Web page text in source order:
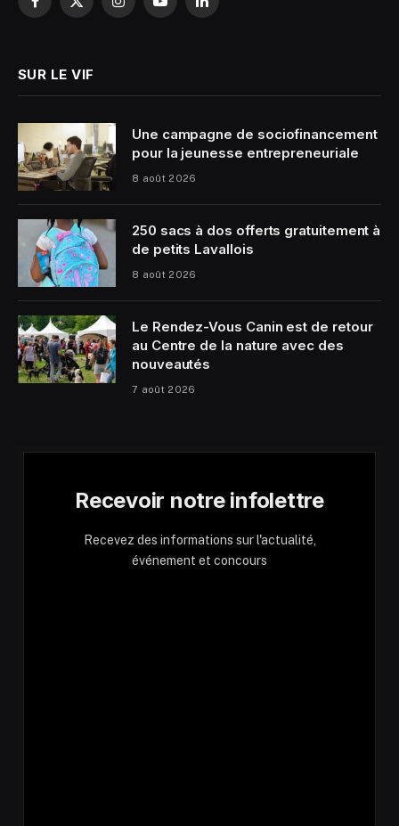
Facebook
X
InstagramYouTubeLinkedIn
SUR LE VIF
Une campagne de sociofinancement
pour la jeunesse entrepreneuriale
8 août 2026
250 sacs à dos offerts gratuitement à
de petits Lavallois
8 août 2026
Le Rendez-Vous Canin est de retour
au Centre de la nature avec des
nouveautés
7 août 2026
Recevoir notre infolettre
Recevez des informations sur l'actualité,
événement et concours